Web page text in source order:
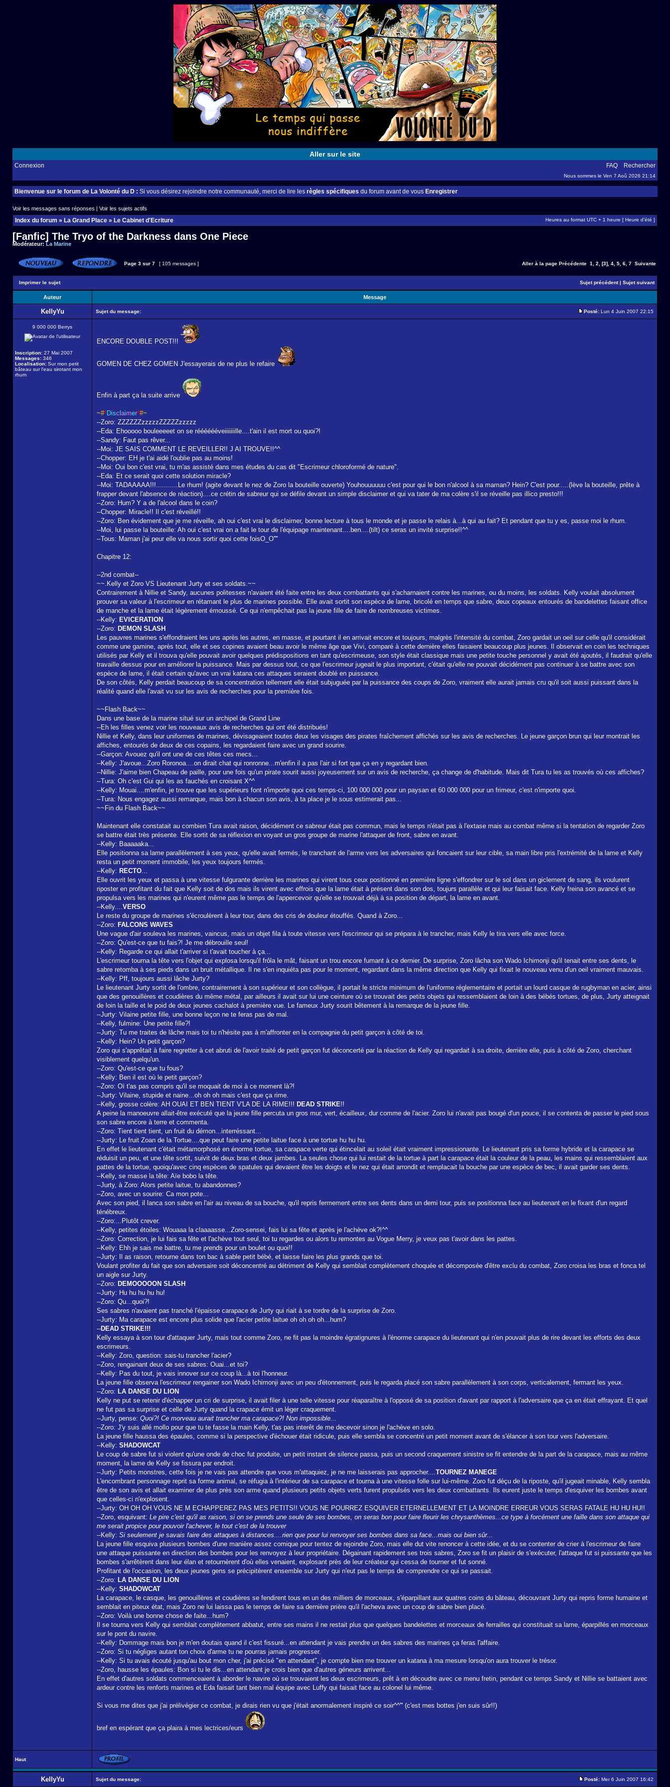
Aller sur le site
Connexion FAQ Rechercher
Nous sommes le Ven 7 Aoû 2026 21:14
Bienvenue sur le forum de La Volonté du D : Si vous désirez rejoindre notre communauté, merci de lire les règles spécifiques du forum avant de vous Enregistrer
Voir les messages sans réponses | Voir les sujets actifs
Index du forum » La Grand Place » Le Cabinet d'Ecriture Heures au format UTC + 1 heure [ Heure d’été ]
[Fanfic] The Tryo of the Darkness dans One Piece
Modérateur:La Marine
Page 3 sur 7 [ 105 messages ] Aller à la page Précédente 1 2 [3] 4 5 6 7 Suivante
Imprimer le sujet Sujet précédent| Sujet suivant
Auteur Message
KellyYu Sujet du message: Posté: Lun 4 Juin 2007 22:15
9 000 000 Berrys
Inscription: 27 Mai 2007
Messages: 346
Localisation: Sur mon petit
bâteau sur l'eau sirotant mon
rhum
ENCORE DOUBLE POST!!!
GOMEN DE CHEZ GOMEN J'essayerais de ne plus le refaire
Enfin à part ça la suite arrive
~#*Disc aimer*#~
--Zoro: ZZZZZZzzzzzZZZZZzzzzz
--Eda: Ehooooo bouleeeeet on se rééééééveiiiiiiille....t'ain il est mort ou quoi?!
--Sandy: Faut pas rêver...
--Moi: JE SAIS COMMENT LE REVEILLER!! J AI TROUVE!!^^
--Chopper: EH je t'ai aidé l'oublie pas au moins!
--Moi: Oui bon c'est vrai, tu m'as assisté dans mes études du cas dit "Escrimeur chloroformé de nature".
--Eda: Et ce serait quoi cette solution miracle?
--Moi: TADAAAAA!!!...........Le rhum! (agite devant le nez de Zoro la bouteille ouverte) Youhouuuuuu c'est pour qui le bon n'alcool à sa maman? Hein? C'est pour.....(lève la bouteille, prête à
frapper devant l'absence de réaction)....ce crétin de sabreur qui se défile devant un simple disclaimer et qui va tater de ma colère s'il se réveille pas illico presto!!!
--Zoro: Hum? Y a de l'alcool dans le coin?
--Chopper: Miracle!! Il c'est réveillé!!
--Zoro: Ben évidement que je me réveille, ah oui c'est vrai le disclaimer, bonne lecture à tous le monde et je passe le relais à...à qui au fait? Et pendant que tu y es, passe moi le rhum.
--Moi, lui passe la bouteille: Ah oui c'est vrai on a fait le tour de l'équipage maintenant....ben....(tilt) ce seras un invité surprise!!^^
--Tous: Maman j'ai peur elle va nous sortir quoi cette foisO_O''''
Chapitre 12:
--2nd combat--
~~.Kelly et Zoro VS Lieutenant Jurty et ses soldats.~~
Contrairement à Nillie et Sandy, aucunes politesses n'avaient été faite entre les deux combattants qui s'acharnaient contre les marines, ou du moins, les soldats. Kelly voulait absolument
prouver sa valeur à l'escrimeur en rétamant le plus de marines possible. Elle avait sortit son espèce de lame, bricolé en temps que sabre, deux copeaux entourés de bandelettes faisant office
de manche et la lame était légèrement émoussé. Ce qui n'empêchait pas la jeune fille de faire de nombreuses victimes.
--Kelly: EVICERATION
--Zoro: DEMON SLASH
Les pauvres marines s'effondraient les uns après les autres, en masse, et pourtant il en arrivait encore et toujours, malgrès l'intensité du combat, Zoro gardait un oeil sur celle qu'il considérait
comme une gamine, après tout, elle et ses copines avaient beau avoir le même âge que Vivi, comparé à cette dernière elles faisaient beaucoup plus jeunes. Il observait en coin les techniques
utilisés par Kelly et il trouva qu'elle pouvait avoir quelques prédispositions en tant qu'escrimeuse, son style était classique mais une petite touche personnel y avait été ajoutés, il faudrait qu'elle
travaille dessus pour en améliorer la puissance. Mais par dessus tout, ce que l'escrimeur jugeait le plus important, c'était qu'elle ne pouvait décidément pas continuer à se battre avec son
espèce de lame, il était certain qu'avec un vrai katana ces attaques seraient doublé en puissance.
De son côtés, Kelly perdait beaucoup de sa concentration tellement elle était subjuguée par la puissance des coups de Zoro, vraiment elle aurait jamais cru qu'il soit aussi puissant dans la
réalité quand elle l'avait vu sur les avis de recherches pour la première fois.
~~Flash Back~~
Dans une base de la marine situé sur un archipel de Grand Line
--Eh les filles venez voir les nouveaux avis de recherches qui ont été distribués!
Nillie et Kelly, dans leur uniformes de marines, dévisageaient toutes deux les visages des pirates fraîchement affichés sur les avis de recherches. Le jeune garçon brun qui leur montrait les
affiches, entourés de deux de ces copains, les regardaient faire avec un grand sourire.
--Garçon: Avouez qu'il ont une de ces têtes ces mecs...
--Kelly: J'avoue...Zoro Roronoa....on dirait chat qui ronronne...m'enfin il a pas l'air si fort que ça en y regardant bien.
--Nillie: J'aime bien Chapeau de paille, pour une fois qu'un pirate sourit aussi joyeusement sur un avis de recherche, ça change de d'habitude. Mais dit Tura tu les as trouvés où ces affiches?
--Tura: Oh c'est Gui qui les as fauchés en croisant X^^
--Kelly: Mouai....m'enfin, je trouve que les supérieurs font n'importe quoi ces temps-ci, 100 000 000 pour un paysan et 60 000 000 pour un frimeur, c'est n'importe quoi.
--Tura: Nous engagez aussi remarque, mais bon à chacun son avis, à ta place je le sous estimerait pas...
~~Fin du Flash Back~~
Maintenant elle constatait au combien Tura avait raison, décidément ce sabreur était pas commun, mais le temps n'était pas à l'extase mais au combat même si la tentation de regarder Zoro
se battre était très présente. Elle sortit de sa réflexion en voyant un gros groupe de marine l'attaquer de front, sabre en avant.
--Kelly: Baaaaaka...
Elle positionna sa lame parallèlement à ses yeux, qu'elle avait fermés, le tranchant de l'arme vers les adversaires qui foncaient sur leur cible, sa main libre pris l'extrémité de la lame et Kelly
resta un petit moment immobile, les yeux toujours fermés.
--Kelly: RECTO...
Elle ouvrit les yeux et passa à une vitesse fulgurante derrière les marines qui virent tous ceux positionné en première ligne s'effondrer sur le sol dans un giclement de sang, ils voulurent
riposter en profitant du fait que Kelly soit de dos mais ils virent avec effrois que la lame était à présent dans son dos, toujurs parallèle et qui leur faisait face. Kelly freina son avancé et se
propulsa vers les marines qui n'eurent même pas le temps de l'appercevoir qu'elle se trouvait déjà à sa position de départ, la lame en avant.
--Kelly....VERSO
Le reste du groupe de marines s'écroulèrent à leur tour, dans des cris de douleur étouffés. Quand à Zoro...
--Zoro: FALCONS WAVES
Une vague d'air souleva les marines, vaincus, mais un objet fila à toute vitesse vers l'escrimeur qui se prépara à le trancher, mais Kelly le tira vers elle avec force.
--Zoro: Qu'est-ce que tu fais?! Je me débrouille seul!
--Kelly: Regarde ce qui allait t'arriver si t'avait toucher à ça...
L'escrimeur tourna la tête vers l'objet qui explosa lorsqu'il frôla le mât, faisant un trou encore fumant à ce dernier. De surprise, Zoro lâcha son Wado Ichimonji qu'il tenait entre ses dents, le
sabre retomba à ses pieds dans un bruit métallique. Il ne s'en inquiéta pas pour le moment, regardant dans la même direction que Kelly qui fixait le nouveau venu d'un oeil vraiment mauvais.
--Kelly: Pff, toujours aussi lâche Jurty?
Le lieutenant Jurty sortit de l'ombre, contrairement à son supérieur et son collègue, il portait le stricte minimum de l'uniforme réglementaire et portait un lourd casque de rugbyman en acier, ainsi
que des genouillères et coudières du même métal, par ailleurs il avait sur lui une ceinture où se trouvait des petits objets qui ressemblaient de loin à des bébés tortues, de plus, Jurty atteignait
de loin la taille et le poid de deux jeunes cachalot à première vue. Le fameux Jurty sourit bêtement à la remarque de la jeune fille.
--Jurty: Vilaine petite fille, une bonne leçon ne te feras pas de mal.
--Kelly, fulmine: Une petite fille?!
--Jurty: Tu me traites de lâche mais toi tu n'hésite pas à m'affronter en la compagnie du petit garçon à côté de toi.
--Kelly: Hein? Un petit garçon?
Zoro qui s'apprêtait à faire regretter à cet abruti de l'avoir traité de petit garçon fut déconcerté par la réaction de Kelly qui regardait à sa droite, derrière elle, puis à côté de Zoro, cherchant
visiblement quelqu'un.
--Zoro: Qu'est-ce que tu fous?
--Kelly: Ben il est où le petit garçon?
--Zoro: Oï t'as pas compris qu'il se moquait de moi à ce moment là?!
--Jurty: Vilaine, stupide et naine...oh oh oh mais c'est que ça rime.
--Kelly, grosse colère: AH OUAI ET BEN TIENT V'LA DE LA RIME!!! DEAD STRIKE!!
A peine la manoeuvre allait-être exécuté que la jeune fille percuta un gros mur, vert, écailleux, dur comme de l'acier. Zoro lui n'avait pas bougé d'un pouce, il se contenta de passer le pied sous
son sabre encore à terre et commenta.
--Zoro: Tient tient tient, un fruit du démon...interréssant...
--Jurty: Le fruit Zoan de la Tortue....que peut faire une petite laitue face à une tortue hu hu hu.
En effet le lieutenant c'était métamorphosé en énorme tortue, sa carapace verte qui étincelait au soleil était vraiment impressionante. Le lieutenant pris sa forme hybride et la carapace se
réduisit un peu, et une tête sortit, suivit de deux bras et deux jambes. La seules chose qui lui restait de la tortue à part la carapace était la couleur de la peau, les mains qui ressemblaient aux
pattes de la tortue, quoiqu'avec cinq espèces de spatules qui devaient être les doigts et le nez qui était arrondit et remplacait la bouche par une espèce de bec, il avait garder ses dents.
--Kelly, se masse la tête: Aïe bobo la tête.
--Jurty, à Zoro: Alors petite laitue, tu abandonnes?
--Zoro, avec un sourire: Ca mon pote...
Avec son pied, il lanca son sabre en l'air au niveau de sa bouche, qu'il repris fermement entre ses dents dans un demi tour, puis se positionna face au lieutenant en le fixant d'un regard
ténébreux.
--Zoro:...Plutôt crever.
--Kelly, petites étoiles: Wouaaa la claaaasse...Zoro-sensei, fais lui sa fête et après je l'achève ok?!^^
--Zoro: Correction, je lui fais sa fête et l'achève tout seul, toi tu regardes ou alors tu remontes au Vogue Merry, je veux pas t'avoir dans les pattes.
--Kelly: Ehh je sais me battre, tu me prends pour un boulet ou quoi!!
--Jurty: Il as raison, retourne dans ton bac à sable petit bébé, et laisse faire les plus grands que toi.
Voulant profiter du fait que son adversaire soit déconcentré au détriment de Kelly qui semblait complètement choquée et décomposée d'être exclu du combat, Zoro croisa les bras et fonca tel
un aigle sur Jurty.
--Zoro: DEMOOOOON SLASH
--Jurty: Hu hu hu hu hu!
--Zoro: Qu...quoi?!
Ses sabres n'avaient pas tranché l'épaisse carapace de Jurty qui riait à se tordre de la surprise de Zoro.
--Jurty: Ma carapace est encore plus solide que l'acier petite laitue oh oh oh oh...hum?
--DEAD STRIKE!!!
Kelly essaya à son tour d'attaquer Jurty, mais tout comme Zoro, ne fit pas la moindre égratignures à l'énorme carapace du lieutenant qui n'en pouvait plus de rire devant les efforts des deux
escrimeurs.
--Kelly: Zoro, question: sais-tu trancher l'acier?
--Zoro, rengainant deux de ses sabres: Ouai...et toi?
--Kelly: Pas du tout, je vais innover sur ce coup là...à toi l'honneur.
La jeune fille observa l'escrimeur rengainer son Wado Ichimonji avec un peu d'étonnement, puis le regarda placé son sabre parallèlement à son corps, verticalement, fermant les yeux.
--Zoro: LA DANSE DU LION
Kelly ne put se retenir d'échapper un cri de surprise, il avait filer à une telle vitesse pour réaparaître à l'opposé de sa position d'avant par rapport à l'adversaire que ça en était effrayant. Et quel
ne fut pas sa surprise et celle de Jurty quand la crapace émit un léger craquement.
--Jurty, pense: Quoi?! Ce morveau aurait trancher ma carapace?! Non impossible...
--Zoro: J'y suis allé mollo pour que tu te fasse la main Kelly, t'as pas interêt de me decevoir sinon je l'achève en solo.
La jeune fille haussa des épaules, comme si la perspective d'échouer était ridicule, puis elle sembla se concentré un petit moment avant de s'élancer à son tour vers l'adversaire.
--Kelly: SHADOWCAT
Le coup de sabre fut si violent qu'une onde de choc fut produite, un petit instant de silence passa, puis un second craquement sinistre se fit entendre de la part de la carapace, mais au même
moment, la lame de Kelly se fissura par endroit.
--Jurty: Petits monstres, cette fois je ne vais pas attendre que vous m'attaquiez, je ne me laisserais pas approcher....TOURNEZ MANEGE
L'encombrant personnage reprit sa forme animal, se réfugia à l'intérieur de sa carapace et tourna à une vitesse folle sur lui-même. Zoro fut déçu de la riposte, qu'il jugeait minable, Kelly sembla
être de son avis et allait examiner de plus près son arme quand plusieurs petits objets verts furent propulsés vers les deux combattants. Ils eurent juste le temps d'esquiver les bombes avant
que celles-ci n'explosent.
--Jurty: OH OH OH VOUS NE M ECHAPPEREZ PAS MES PETITS!! VOUS NE POURREZ ESQUIVER ETERNELLEMENT ET LA MOINDRE ERREUR VOUS SERAS FATALE HU HU HU!!
--Zoro, esquivant: Le pire c'est qu'il as raison, si on se prends une seule de ses bombes, on seras bon pour faire fleurir les chrysanthèmes...ce type à forcément une faille dans son attaque qui
me serait propice pour pouvoir l'achever, le tout c'est de la trouver
--Kelly: Si seulement je savais faire des attaques à distances....rien que pour lui renvoyer ses bombes dans sa face...mais oui bien sûr...
La jeune fille esquiva plusieurs bombes d'une manière assez comique pour tentez de rejoindre Zoro, mais elle dut vite renoncer à cette idée, et du se contenter de crier à l'escrimeur de faire
une attaque puissante en direction des bombes pour les renvoyez à leur propriétaire. Dégainant rapidement ses trois sabres, Zoro se fit un plaisir de s'exécuter, l'attaque fut si puissante que les
bombes s'arrêtèrent dans leur élan et retournèrent d'où elles venaient, explosant près de leur créateur qui cessa de tourner et fut sonné.
Profitant de l'occasion, les deux jeunes gens se précipitèrent ensemble sur Jurty qui n'eut pas le temps de comprendre ce qui se passait.
--Zoro: LA DANSE DU LION
--Kelly: SHADOWCAT
La carapace, le casque, les genouillères et coudières se fendirent tous en un des milliers de morceaux, s'éparpillant aux quatres coins du bâteau, découvrant Jurty qui repris forme humaine et
semblait en piteux état, mais Zoro ne lui laissa pas le temps de faire sa dernière prière qu'il l'acheva avec un coup de sabre bien placé.
--Zoro: Voilà une bonne chose de faite...hum?
Il se tourna vers Kelly qui semblait complètement abbatut, entre ses mains il ne restait plus que quelques bandelettes et morceaux de ferrailles qui constituait sa lame, éparpillés en morceaux
sur le pont du navire.
--Kelly: Dommage mais bon je m'en doutais quand il c'est fissuré...en attendant je vais prendre un des sabres des marines ça feras l'affaire.
--Zoro: Si tu négliges autant ton choix d'arme tu ne pourras jamais progresser.
--Kelly: Si tu avais écouté jusqu'au bout mon cher, j'ai précisé "en attendant", je compte bien me trouver un katana à ma mesure lorsqu'on aura trouver le trésor.
--Zoro, hausse les épaules: Bon si tu le dis...en attendant je crois bien que d'autres géneurs arrivent...
En effet d'autres soldats commenceaient à aborder le navire où se trouvaient les deux escrimeurs, prêt à en découdre avec ce menu fretin, pendant ce temps Sandy et Nillie se battaient avec
ardeur contre les renforts marines et Eda faisait tant bien mal équipe avec Luffy qui faisait face au colonel lui même.
Si vous me dites que j'ai prélivégier ce combat, je dirais rien vu que j'était anormalement inspiré ce soir^^''' (c'est mes bottes j'en suis sûr!!)
bref en espérant que ça plaira à mes lectrices/eurs
Haut
KellyYu Sujet du message: Posté: Mer 6 Juin 2007 16:42